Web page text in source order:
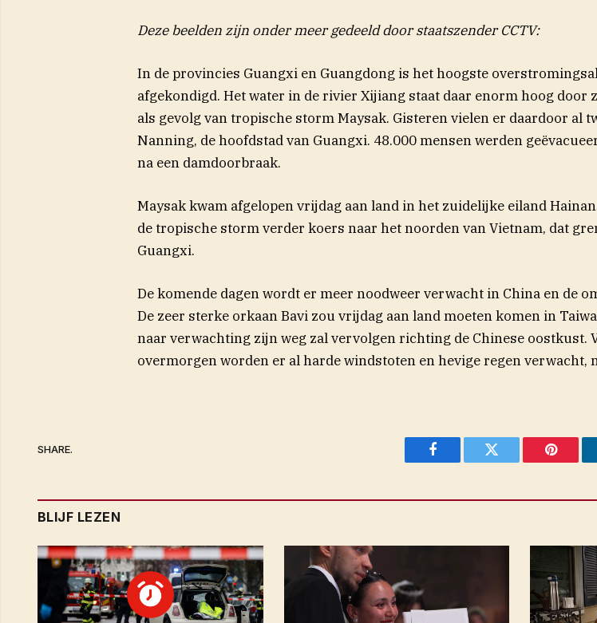
Deze beelden zijn onder meer gedeeld door staatszender CCTV:
In de provincies Guangxi en Guangdong is het hoogste
afgekondigd. Het water in de rivier Xijiang staat daar enorm hoog door
als gevolg van tropische storm Maysak. Gisteren vielen er daardoor al
Nanning, de hoofdstad van Guangxi. 48.000 mensen werden
na een damdoorbraak.
Maysak kwam afgelopen vrijdag aan land in het zuidelijke eiland
de tropische storm verder koers naar het noorden van Vietnam, dat
Guangxi.
De komende dagen wordt er meer noodweer verwacht in China en de
De zeer sterke orkaan Bavi zou vrijdag aan land moeten komen in
naar verwachting zijn weg zal vervolgen richting de Chinese oostkust.
overmorgen worden er al harde windstoten en hevige regen verwacht,
SHARE.
Facebook Twitter
BLIJF LEZEN